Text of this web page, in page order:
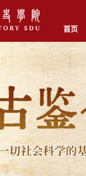
首页